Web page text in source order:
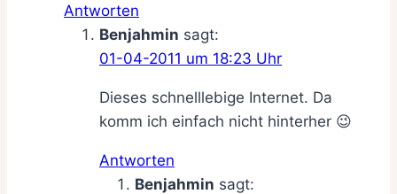
Antworten
Benjahmin sagt:
01-04-2011 um 18:23 Uhr
Dieses schnelllebige Internet. Da
komm ich einfach nicht hinterher 😉
Antworten
Benjahmin sagt: